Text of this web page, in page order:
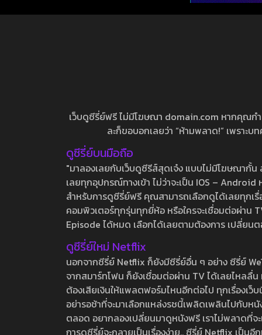
เว็บดูซีรี่ย์ฟรี ไม่มีโฆษณา domain.com หากคุณก
ละก็ขอบอกเลยว่า “ห้ามพลาด!” เพราะ
ดูซีรี่ย์บนมือถือ
"มาลองเลยกับเว็บดูซีรีส์สุดเจ๋ง แบบไม่มีโฆษณากั้
เลยทุกอุปกรณ์ทางเข้า ไม่ว่าจะเป็น IOS –
สำหรับการดูซีรี่ย์ฟรี คุณสามารถเลือกดูได้เลยทุกเ
คอมพิวเตอร์ทุกรุ่นทุกยี่ห้อ หรือใครจะเชื่อมต่อผ่าน
Episode ได้หมด เลือกได้เลยตามต้องการ เปลี่ยน
ดูซีรี่ย์ใหม่ Netflix
นอกจากซีรี่ย์ Netflix ก็ยังมีซีรี่ย์อื่น ๆ อย่าง ซีรี่ย์
จากสมาร์ทโฟน ก็ยังเชื่อมต่อผ่าน TV ได้เลยไหลลื่
ต้องเสียเงินให้แพลตฟอร์มไหนอีกต่อไป ทุกเรื่องเว็
อย่ารอช้าที่จะมาเลือกแหล่งรชนี้เพลิดเพลินไปกับห
ตลอด อยากลองเปลี่ยนมาดูหนังฟรี เราไม่พลาดที่
การดูซีรี่ย์จะกลายเป็นเรื่องง่าย.. ซีรี่ย์ Netflix เป็น